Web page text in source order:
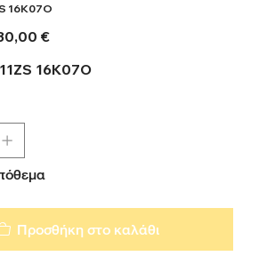
16K07O
€
16K07O
Προσθήκη στο καλάθι